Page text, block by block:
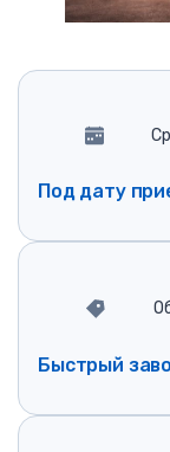
Под дату
Быстрый